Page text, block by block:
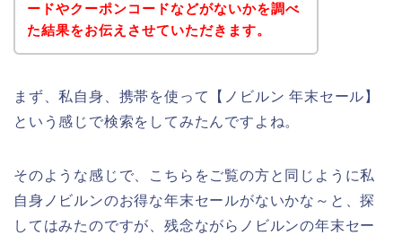
ードやクーポンコードなどがないかを調べ
た結果をお伝えさせていただきます。
まず、私自身、携帯を使って【ノビルン 年末セール】
という感じで検索をしてみたんですよね。
そのような感じで、こちらをご覧の方と同じように私
自身ノビルンのお得な年末セールがないかな～と、探
してはみたのですが、残念ながらノビルンの年末セー